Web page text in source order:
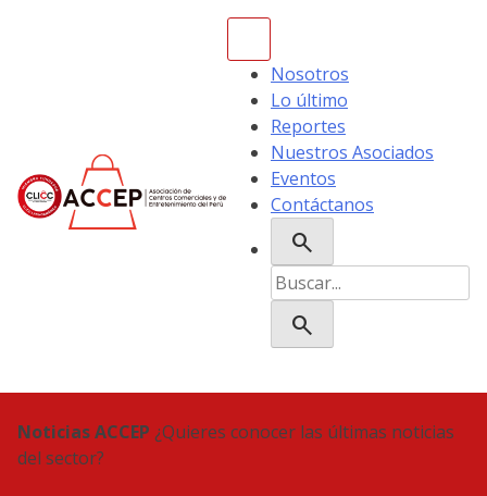
Nosotros
Lo último
Reportes
Nuestros Asociados
Eventos
Contáctanos
search
Buscar:
search
Noticias ACCEP ¿Quieres conocer las últimas noticias
del sector?